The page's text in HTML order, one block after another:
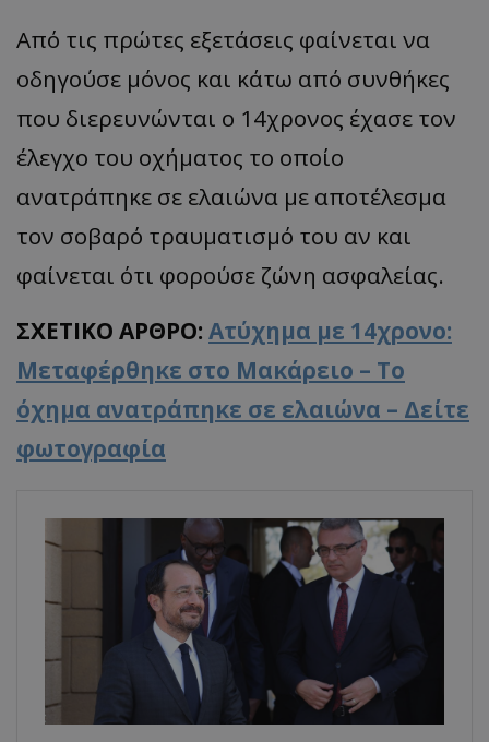
Από τις πρώτες εξετάσεις φαίνεται να
οδηγούσε μόνος και κάτω από συνθήκες
που διερευνώνται ο 14χρονος έχασε τον
έλεγχο του οχήματος το οποίο
ανατράπηκε σε ελαιώνα με αποτέλεσμα
τον σοβαρό τραυματισμό του αν και
φαίνεται ότι φορούσε ζώνη ασφαλείας.
ΣΧΕΤΙΚΟ ΑΡΘΡΟ: Ατύχημα με 14χρονο:
Μεταφέρθηκε στο Μακάρειο – Το
όχημα ανατράπηκε σε ελαιώνα – Δείτε
φωτογραφία